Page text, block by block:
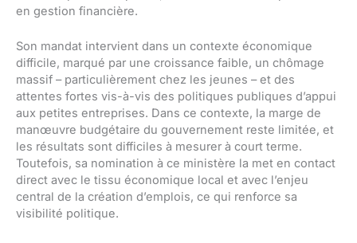
en gestion financière.
Son mandat intervient dans un contexte économique
difficile, marqué par une croissance faible, un chômage
massif – particulièrement chez les jeunes – et des
attentes fortes vis-à-vis des politiques publiques d’appui
aux petites entreprises. Dans ce contexte, la marge de
manœuvre budgétaire du gouvernement reste limitée, et
les résultats sont difficiles à mesurer à court terme.
Toutefois, sa nomination à ce ministère la met en contact
direct avec le tissu économique local et avec l’enjeu
central de la création d’emplois, ce qui renforce sa
visibilité politique.